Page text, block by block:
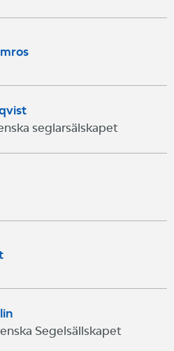
seglarsälskapet
Segelsällskapet